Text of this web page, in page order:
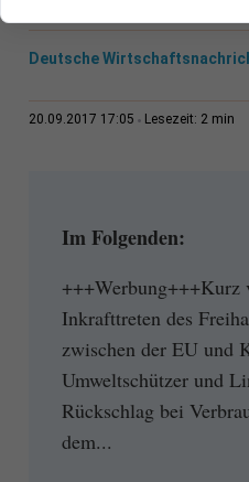
Deutsche
20.09.2017 17:05 Lesezeit: 2 min
Im Folgenden:
+++Werbung+++Kurz
Inkrafttreten des
zwischen der EU und
Umweltschützer und
Rückschlag bei
dem...